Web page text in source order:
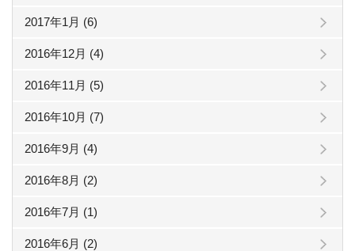
2017年1月 (6)
2016年12月 (4)
2016年11月 (5)
2016年10月 (7)
2016年9月 (4)
2016年8月 (2)
2016年7月 (1)
2016年6月 (2)